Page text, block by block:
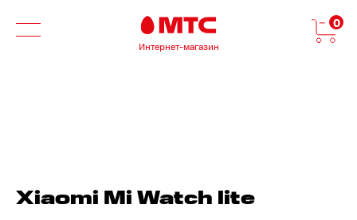
Интернет-магазин
0
Xiaomi Mi Watch lite